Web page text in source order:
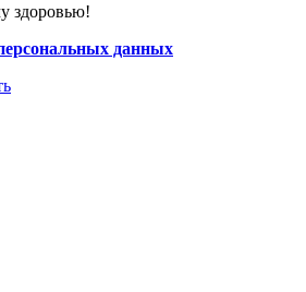
здоровью!
данных